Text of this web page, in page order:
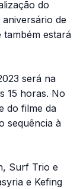
do
de
também estará
será na
15 horas. No
do filme da
sequência à
Surf Trio e
e Kefing